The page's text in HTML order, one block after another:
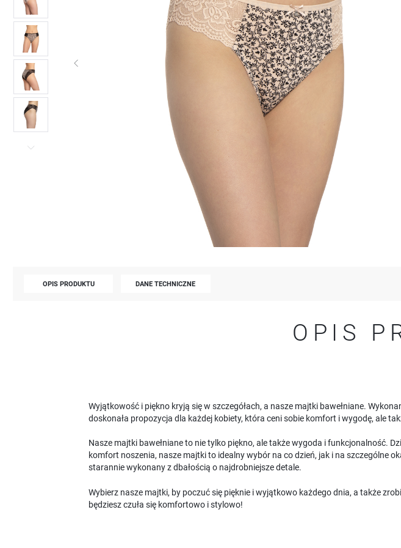
OPIS PRODUKTU DANE TECHNICZNE
OPIS
Wyjątkowość i piękno kryją się w szczegółach, a nasze majtki bawełniane.
doskonała propozycja dla każdej kobiety, która ceni sobie komfort i wygodę, ale
Nasze majtki bawełniane to nie tylko piękno, ale także wygoda i funkcjonalność.
komfort noszenia, nasze majtki to idealny wybór na co dzień, jak i na szczególne
starannie wykonany z dbałością o najdrobniejsze detale.
Wybierz nasze majtki, by poczuć się pięknie i wyjątkowo każdego dnia, a także
będziesz czuła się komfortowo i stylowo!